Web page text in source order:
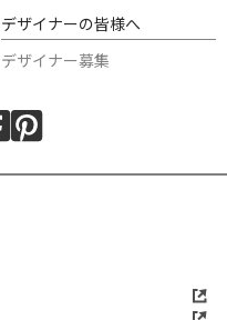
デザイナーの皆様へ
デザイナー募集